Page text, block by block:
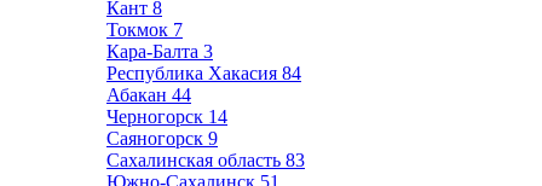
Кант 8
Токмок 7
Кара-Балта 3
Республика Хакасия 84
Абакан 44
Черногорск 14
Саяногорск 9
Сахалинская область 83
Южно-Сахалинск 51